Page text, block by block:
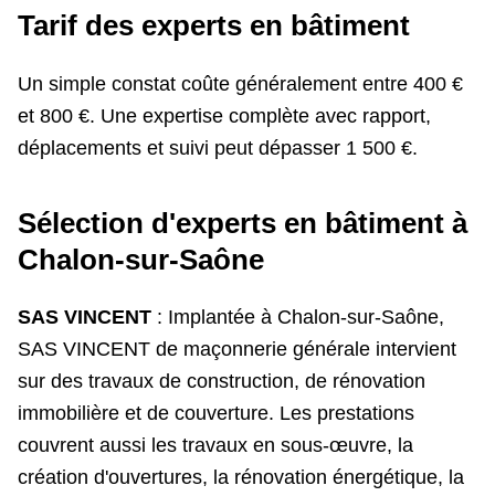
Tarif des experts en bâtiment
Un simple constat coûte généralement entre 400 €
et 800 €. Une expertise complète avec rapport,
déplacements et suivi peut dépasser 1 500 €.
Sélection d'experts en bâtiment à
Chalon-sur-Saône
SAS VINCENT : Implantée à Chalon-sur-Saône,
SAS VINCENT de maçonnerie générale intervient
sur des travaux de construction, de rénovation
immobilière et de couverture. Les prestations
couvrent aussi les travaux en sous-œuvre, la
création d'ouvertures, la rénovation énergétique, la